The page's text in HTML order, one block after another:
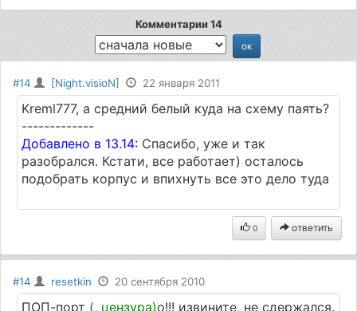
Комментарии 14
#14 [Night.visioN] 22 января 2011
Kreml777, а средний белый куда на схему паять?
-------------
Добавлено в 13.14: Спасибо, уже и так
разобрался. Кстати, все работает) осталось
подобрать корпус и впихнуть все это дело туда
0 ответить
#14 resetkin 20 сентября 2010
ПОП-порт (, цензура)о!!! извините, не сдержался.